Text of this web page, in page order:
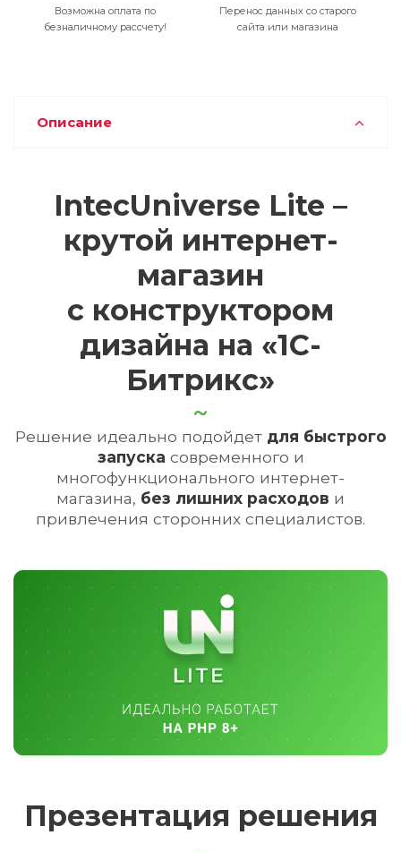
Возможна оплата по
безналичному рассчету!
Перенос данных со старого
сайта или магазина
Описание
IntecUniverse Lite –
крутой интернет-
магазин
с конструктором
дизайна на «1С-
Битрикс»
Решение идеально подойдет для быстрого
запуска современного и
многофункционального интернет-
магазина, без лишних расходов и
привлечения сторонних специалистов.
Презентация решения